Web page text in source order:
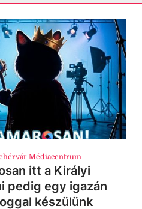
Médiacentrum
itt a Királyi
pedig egy igazán
készülünk